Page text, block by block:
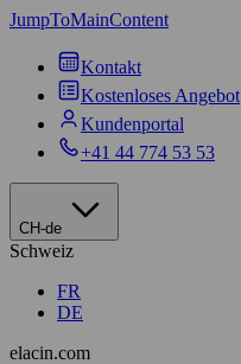
JumpToMainContent
Kontakt
Kostenloses Angebot
Kundenportal
+41 44 774 53 53
CH-de
Schweiz
FR
DE
elacin.com